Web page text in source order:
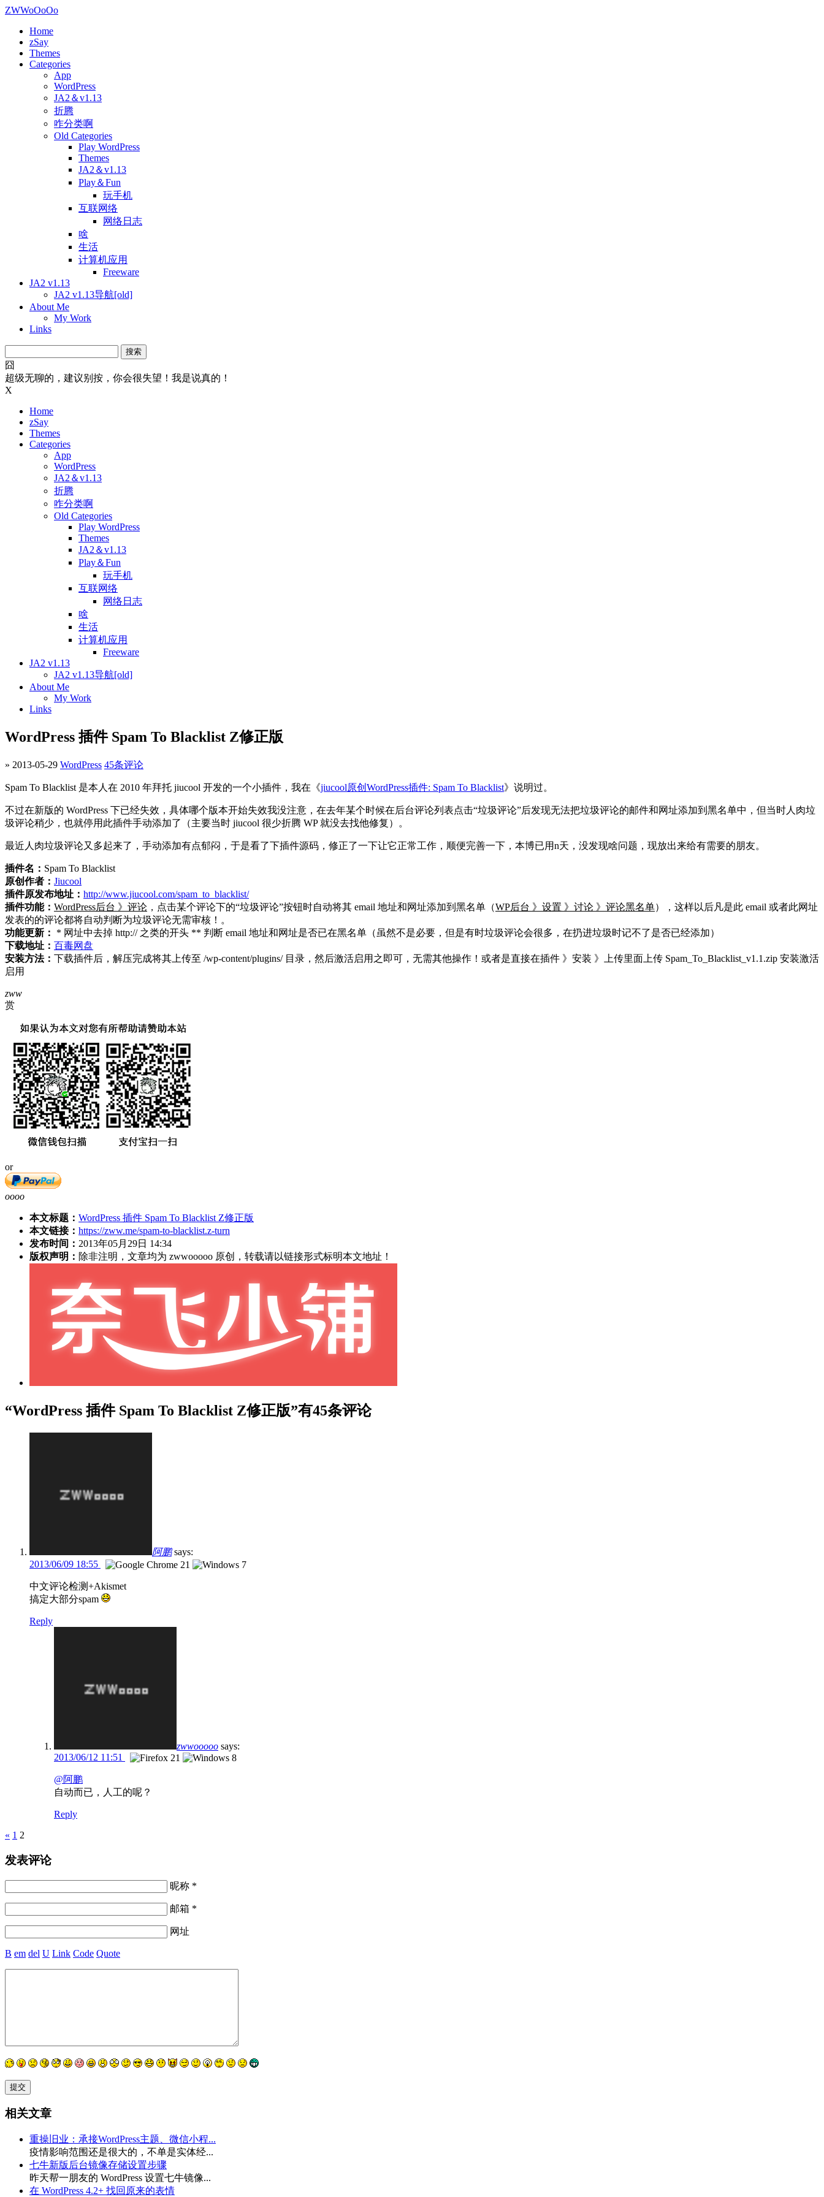
ZWWoOoOo
Home
zSay
Themes
Categories
App
WordPress
JA2＆v1.13
折腾
咋分类啊
Old Categories
Play WordPress
Themes
JA2＆v1.13
Play＆Fun
玩手机
互联网络
网络日志
啥
生活
计算机应用
Freeware
JA2 v1.13
JA2 v1.13导航[old]
About Me
My Work
Links
索：
囧
超级无聊的，建议别按，你会很失望！我是说真的！
X
Home
zSay
Themes
Categories
App
WordPress
JA2＆v1.13
折腾
咋分类啊
Old Categories
Play WordPress
Themes
JA2＆v1.13
Play＆Fun
玩手机
互联网络
网络日志
啥
生活
计算机应用
Freeware
JA2 v1.13
JA2 v1.13导航[old]
About Me
My Work
Links
WordPress 插件 Spam To Blacklist Z修正版
» 2013-05-29 WordPress 45条评论
Spam To Blacklist 是本人在 2010 年拜托 jiucool 开发的一个小插件，我在《jiucool原创WordPress插件: Spam To Blacklist》说明过。
不过在新版的 WordPress 下已经失效，具体哪个版本开始失效我没注意，在去年某个时候在后台评论列表点击“垃圾评论”后发现无法把垃圾评论的邮件和网址添加到黑名单中，但当时人肉垃
圾评论稍少，也就停用此插件手动添加了（主要当时 jiucool 很少折腾 WP 就没去找他修复）。
最近人肉垃圾评论又多起来了，手动添加有点郁闷，于是看了下插件源码，修正了一下让它正常工作，顺便完善一下，本博已用n天，没发现啥问题，现放出来给有需要的朋友。
插件名： Spam To Blacklist
原创作者： Jiucool
插件原发布地址： http://www.jiucool.com/spam_to_blacklist/
插件功能： WordPress后台 》评论 ，点击某个评论下的“垃圾评论”按钮时自动将其 email 地址和网址添加到黑名单（WP后台 》设置 》讨论 》评论黑名单），这样以后凡是此 email 或者此网址
发表的的评论都将自动判断为垃圾评论无需审核！。
功能更新：
* 网址中去掉 http:// 之类的开头 ** 判断 email 地址和网址是否已在黑名单（虽然不是必要，但是有时垃圾评论会很多，在扔进垃圾时记不了是否已经添加）
下载地址： 百毒网盘
安装方法： 下载插件后，解压完成将其上传至 /wp-content/plugins/ 目录，然后激活启用之即可，无需其他操作！或者是直接在插件 》安装 》上传里面上传 Spam_To_Blacklist_v1.1.zip 安装激活
启用
zww
赏
or
oooo
本文标题： WordPress 插件 Spam To Blacklist Z修正版
本文链接： https://zww.me/spam-to-blacklist.z-turn
发布时间： 2013年05月29日 14:34
版权声明： 除非注明，文章均为 zwwooooo 原创，转载请以链接形式标明本文地址！
“WordPress 插件 Spam To Blacklist Z修正版”有45条评论
阿鹏 says:
2013/06/09 18:55
中文评论检测+Akismet
搞定大部分spam
Reply
zwwooooo says:
2013/06/12 11:51
@阿鹏
自动而已，人工的呢？
Reply
Pages
« 1 2
发表评论
昵称 *
邮箱 *
网址
B em del U Link Code Quote
相关文章
重操旧业：承接WordPress主题、微信小程...
疫情影响范围还是很大的，不单是实体经...
七牛新版后台镜像存储设置步骤
昨天帮一朋友的 WordPress 设置七牛镜像...
在 WordPress 4.2+ 找回原来的表情